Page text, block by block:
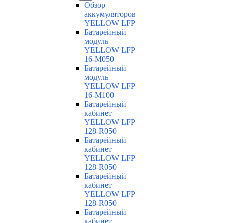
Обзор
аккумуляторов
YELLOW LFP
Батарейный
модуль
YELLOW LFP
16-M050
Батарейный
модуль
YELLOW LFP
16-M100
Батарейный
кабинет
YELLOW LFP
128-R050
Батарейный
кабинет
YELLOW LFP
128-R050
Батарейный
кабинет
YELLOW LFP
128-R050
Батарейный